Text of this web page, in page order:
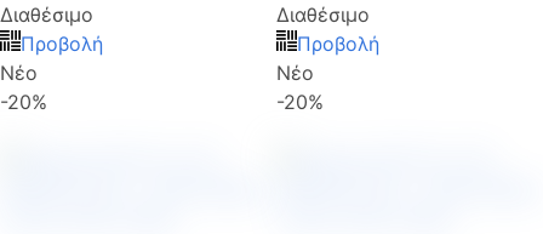
Διαθέσιμο
Προβολή
Νέο
-20%
Διαθέσιμο
Προβολή
Νέο
-20%